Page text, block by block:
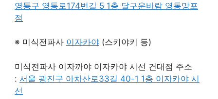
영통구 영통로174번길 5 1층 달구운바람 영통망포
점
※ 미식전파사 이자카야 (스키야키 등)
미식전파사 이자까야 이자카야 시선 건대점 주소
: 서울 광진구 아차산로33길 40-1 1층 이자카야 시
선